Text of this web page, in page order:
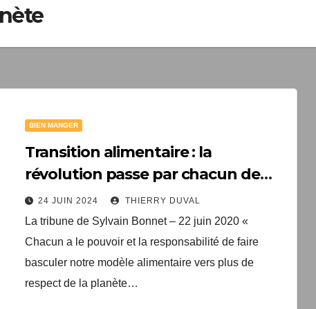
BIEN MANGER
Transition alimentaire : la
révolution passe par chacun de
nous…
24 JUIN 2024 THIERRY DUVAL
La tribune de Sylvain Bonnet – 22 juin 2020 «
Chacun a le pouvoir et la responsabilité de faire
basculer notre modèle alimentaire vers plus de
respect de la planète…
à télécharger
santé"
TopEquilibre.fr pour vous
contenant des offres
pouvez vous désinscrire à tout
de désabonnement
Une erreur est survenue
formulaire. Merci de
Votre inscription a bien été
livre numérique a été
arriver d'ici quelques